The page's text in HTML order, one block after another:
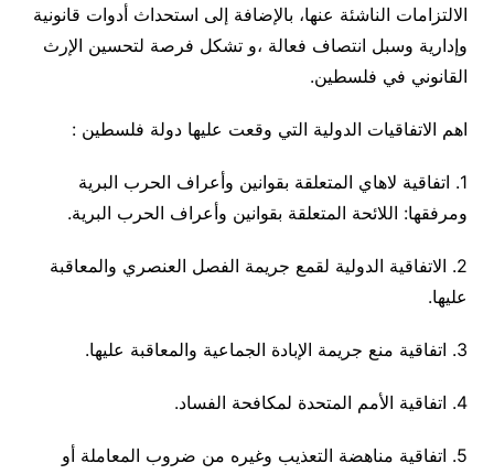
الالتزامات الناشئة عنها، بالإضافة إلى استحداث أدوات قانونية
وإدارية وسبل انتصاف فعالة ،و تشكل فرصة لتحسين الإرث
القانوني في فلسطين.
اهم الاتفاقيات الدولية التي وقعت عليها دولة فلسطين :
1. اتفاقية لاهاي المتعلقة بقوانين وأعراف الحرب البرية
ومرفقها: اللائحة المتعلقة بقوانين وأعراف الحرب البرية.
2. الاتفاقية الدولية لقمع جريمة الفصل العنصري والمعاقبة
عليها.
3. اتفاقية منع جريمة الإبادة الجماعية والمعاقبة عليها.
4. اتفاقية الأمم المتحدة لمكافحة الفساد.
5. اتفاقية مناهضة التعذيب وغيره من ضروب المعاملة أو